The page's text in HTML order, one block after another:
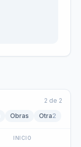
2 de 2
Obras Otra2
INICIO